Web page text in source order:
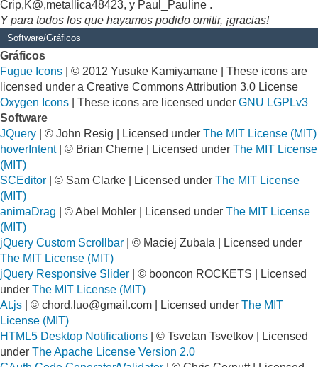
Crip,K@,metallica48423, y Paul_Pauline .
Y para todos los que hayamos podido omitir, ¡gracias!
Software/Gráficos
Gráficos
Fugue Icons | © 2012 Yusuke Kamiyamane | These icons are
licensed under a Creative Commons Attribution 3.0 License
Oxygen Icons | These icons are licensed under GNU LGPLv3
Software
JQuery | © John Resig | Licensed under The MIT License (MIT)
hoverIntent| © Brian Cherne | Licensed under The MIT License
(MIT)
SCEditor | © Sam Clarke | Licensed under The MIT License
(MIT)
animaDrag | © Abel Mohler | Licensed under The MIT License
(MIT)
jQuery Custom Scrollbar | © Maciej Zubala | Licensed under
The MIT License (MIT)
jQuery Responsive Slider | © booncon ROCKETS | Licensed
under The MIT License (MIT)
At.js | © chord.luo@gmail.com | Licensed under The MIT
License (MIT)
HTML5 Desktop Notifications | © Tsvetan Tsvetkov | Licensed
under The Apache License Version 2.0